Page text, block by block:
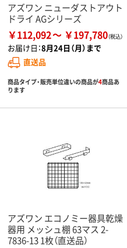
アズワン ニューダストアウト
ドライ AGシリーズ
￥112,092 ￥197,780
お届け日：8月24日（月）まで
直送品
商品タイプ・販売単位違いの商品が4商品あ
ります
アズワン エコノミー器具乾燥
器用 メッシュ棚 63マス 2-
7836-13 1枚（直送品）